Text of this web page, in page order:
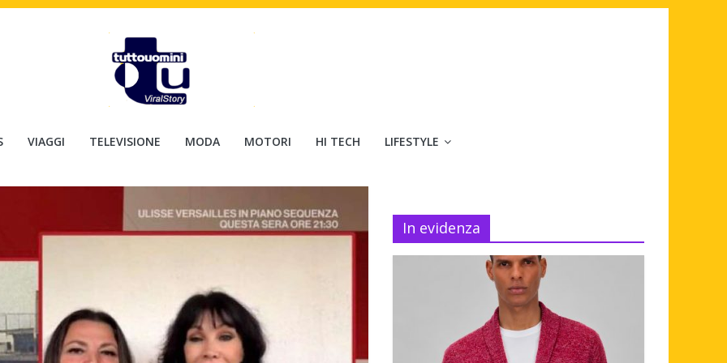
VIAGGI TELEVISIONE MODA MOTORI HI TECH LIFESTYLE
In evidenza